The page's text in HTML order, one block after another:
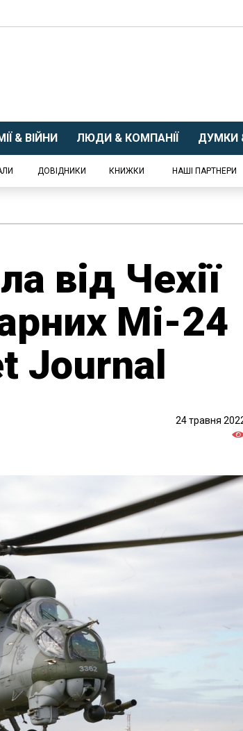
& ВІЙНИ ЛЮДИ & КОМПАНІЇ ДУМКИ
ДОВІДНИКИ КНИЖКИ НАШІ ПАРТНЕРИ
від Чехії
Мі-24
Journal
24 травня